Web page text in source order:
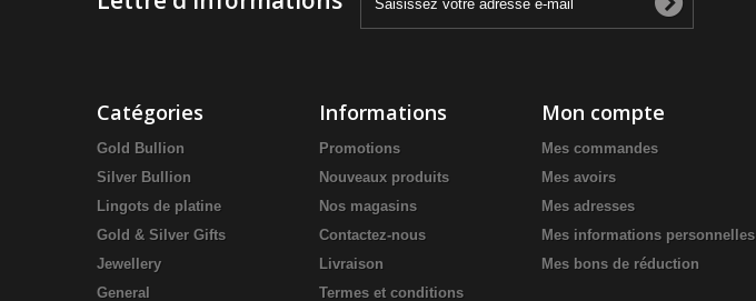
Catégories
Gold Bullion
Silver Bullion
Lingots de platine
Gold & Silver Gifts
Jewellery
General
Informations
Promotions
Nouveaux produits
Nos magasins
Contactez-nous
Livraison
Termes et conditions
Mon compte
Mes commandes
Mes avoirs
Mes adresses
Mes informations personnelles
Mes bons de réduction